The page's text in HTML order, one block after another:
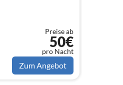
Preise ab
50€
pro Nacht
Zum Angebot